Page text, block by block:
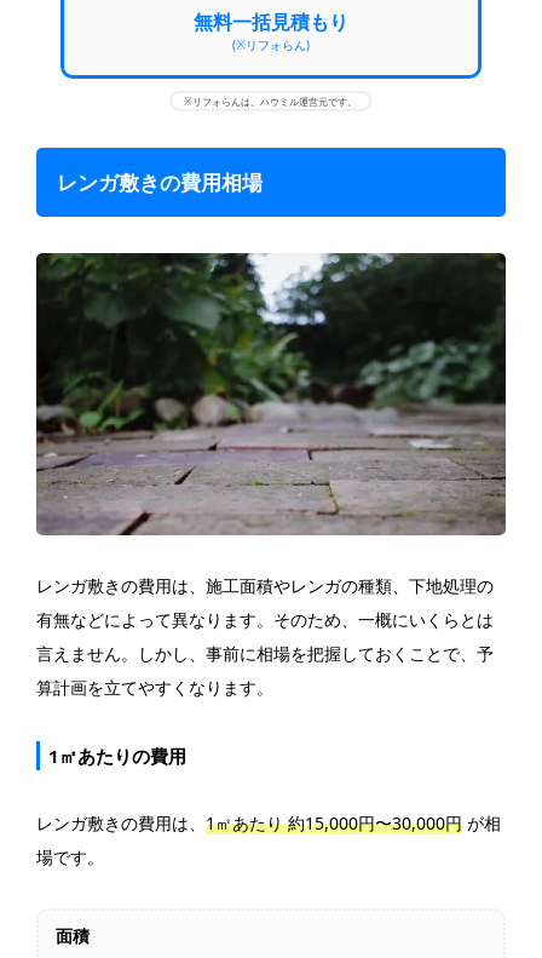
無料一括見積もり
(※リフォらん)
※リフォらんは、ハウミル運営元です。
レンガ敷きの費用相場
レンガ敷きの費用は、施工面積やレンガの種類、下地処理の
有無などによって異なります。そのため、一概にいくらとは
言えません。しかし、事前に相場を把握しておくことで、予
算計画を立てやすくなります。
1㎡あたりの費用
レンガ敷きの費用は、1㎡あたり 約15,000円〜30,000円 が相
場です。
面積